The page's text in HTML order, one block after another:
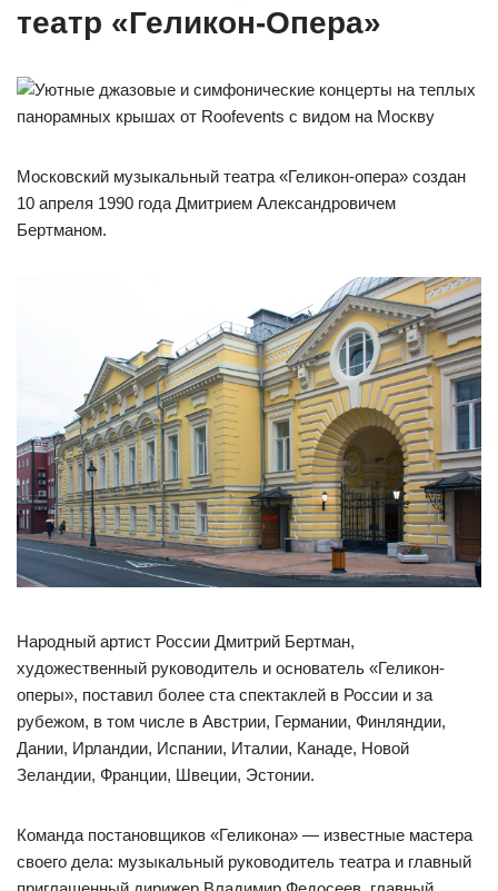
театр «Геликон-Опера»
Московский музыкальный театра «Геликон-опера» создан
10 апреля 1990 года Дмитрием Александровичем
Бертманом.
Народный артист России Дмитрий Бертман,
художественный руководитель и основатель «Геликон-
оперы», поставил более ста спектаклей в России и за
рубежом, в том числе в Австрии, Германии, Финляндии,
Дании, Ирландии, Испании, Италии, Канаде, Новой
Зеландии, Франции, Швеции, Эстонии.
Команда постановщиков «Геликона» — известные мастера
своего дела: музыкальный руководитель театра и главный